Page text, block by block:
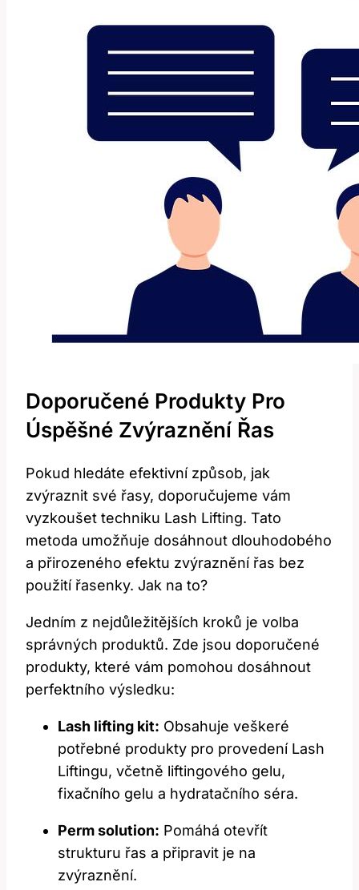
Doporučené Produkty Pro
Úspěšné Zvýraznění Řas
Pokud hledáte efektivní způsob, jak
zvýraznit své řasy,‍ doporučujeme vám
vyzkoušet techniku ⁤Lash Lifting.⁤ Tato
⁢metoda umožňuje dosáhnout dlouhodobého
a přirozeného⁢ efektu zvýraznění ​řas bez
použití řasenky. Jak na to?
Jedním z nejdůležitějších kroků je⁤ volba​
správných ⁣produktů. ​Zde jsou doporučené‍
produkty, které vám pomohou ⁤dosáhnout
perfektního výsledku:
Lash lifting kit: Obsahuje ‍veškeré​
potřebné produkty pro provedení Lash
Liftingu, včetně ‍liftingového gelu,
fixačního gelu a hydratačního séra.
Perm solution: Pomáhá otevřít
strukturu⁢ řas a připravit je na
⁢zvýraznění.